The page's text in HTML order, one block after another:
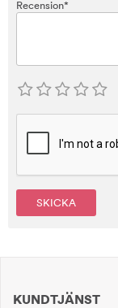
Recension*
SKICKA
KUNDTJÄNST